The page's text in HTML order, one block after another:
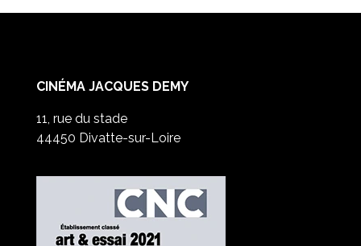
CINÉMA JACQUES DEMY
11, rue du stade
44450 Divatte-sur-Loire